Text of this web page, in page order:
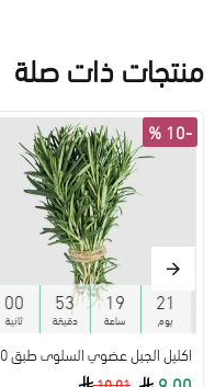
منتجات ذات صلة
-10 %
21
يوم
19
ساعة
52
دقيقة
59
ثانية